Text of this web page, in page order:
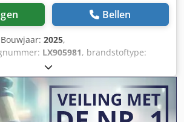
Bellen
2025,
LX905981, brandstoftype:
Caterpillar C9
3.524 kg Generatorvermogen: 330 kVA
399 x 141 x 217 cm Dsdpfx Ajyvd
ja Inhoud watertank: 610 liter
contact op met Team DPX voor